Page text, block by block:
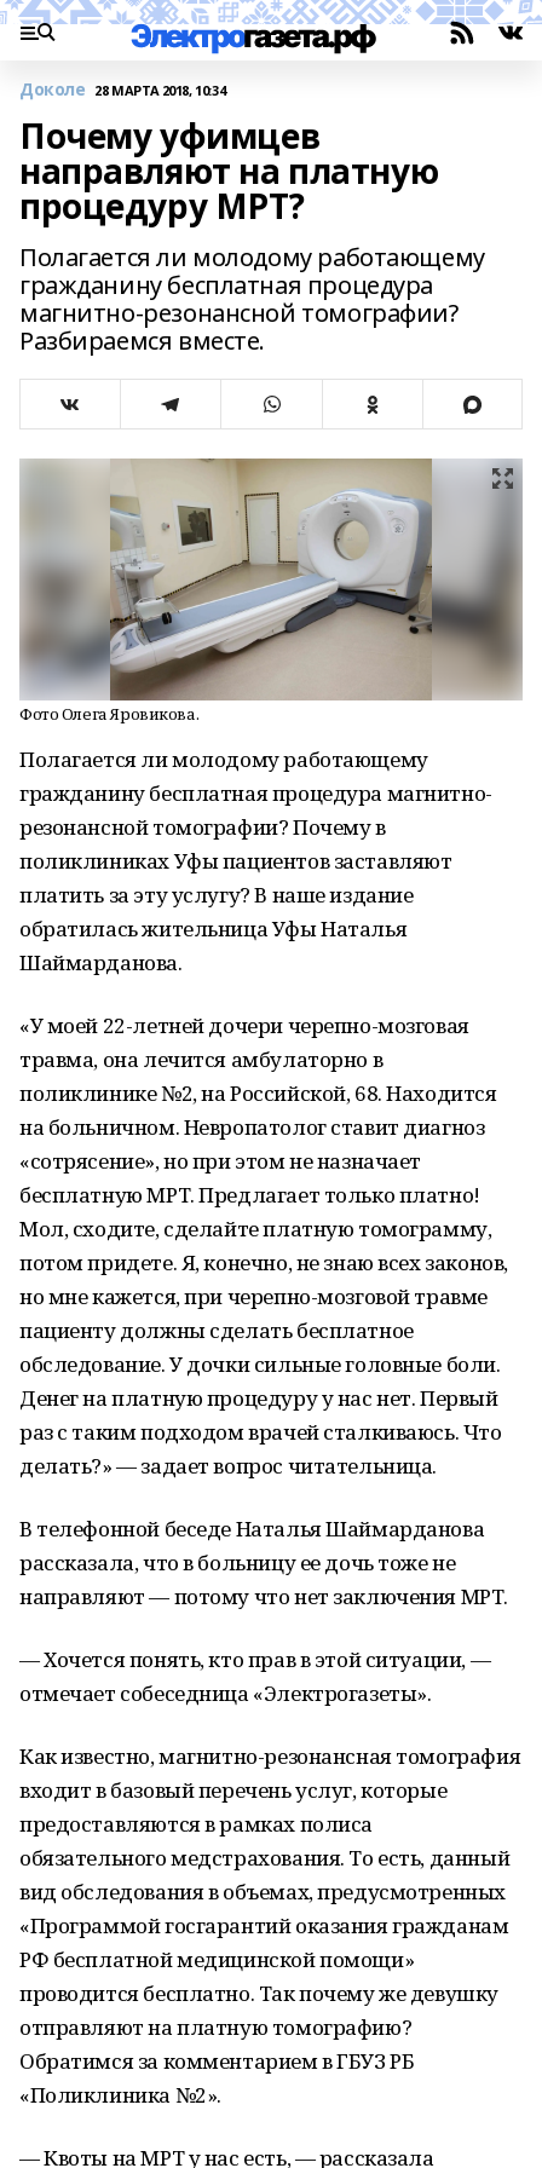
Доколе 28 МАРТА 2018, 10:34
Почему уфимцев
направляют на платную
процедуру МРТ?
Полагается ли молодому работающему
гражданину бесплатная процедура
магнитно-резонансной томографии?
Разбираемся вместе.
Фото Олега Яровикова.
Полагается ли молодому работающему
гражданину бесплатная процедура магнитно-
резонансной томографии? Почему в
поликлиниках Уфы пациентов заставляют
платить за эту услугу? В наше издание
обратилась жительница Уфы Наталья
Шаймарданова.
«У моей 22-летней дочери черепно-мозговая
травма, она лечится амбулаторно в
поликлинике №2, на Российской, 68. Находится
на больничном. Невропатолог ставит диагноз
«сотрясение», но при этом не назначает
бесплатную МРТ. Предлагает только платно!
Мол, сходите, сделайте платную томограмму,
потом придете. Я, конечно, не знаю всех законов,
но мне кажется, при черепно-мозговой травме
пациенту должны сделать бесплатное
обследование. У дочки сильные головные боли.
Денег на платную процедуру у нас нет. Первый
раз с таким подходом врачей сталкиваюсь. Что
делать?» — задает вопрос читательница.
В телефонной беседе Наталья Шаймарданова
рассказала, что в больницу ее дочь тоже не
направляют — потому что нет заключения МРТ.
— Хочется понять, кто прав в этой ситуации, —
отмечает собеседница «Электрогазеты».
Как известно, магнитно-резонансная томография
входит в базовый перечень услуг, которые
предоставляются в рамках полиса
обязательного медстрахования. То есть, данный
вид обследования в объемах, предусмотренных
«Программой госгарантий оказания гражданам
РФ бесплатной медицинской помощи»
проводится бесплатно. Так почему же девушку
отправляют на платную томографию?
Обратимся за комментарием в ГБУЗ РБ
«Поликлиника №2».
— Квоты на МРТ у нас есть, — рассказала